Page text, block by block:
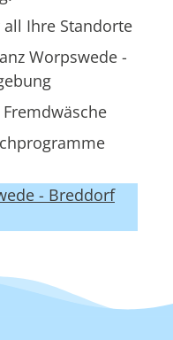
Ihre Standorte
Worpswede -
- Breddorf